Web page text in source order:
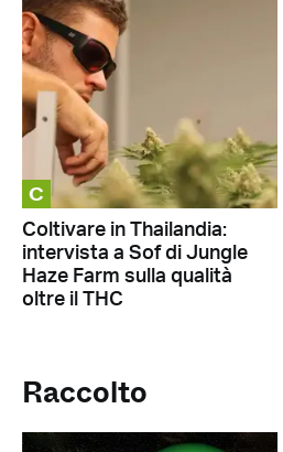
C
Coltivare in Thailandia:
intervista a Sof di Jungle
Haze Farm sulla qualità
oltre il THC
Raccolto